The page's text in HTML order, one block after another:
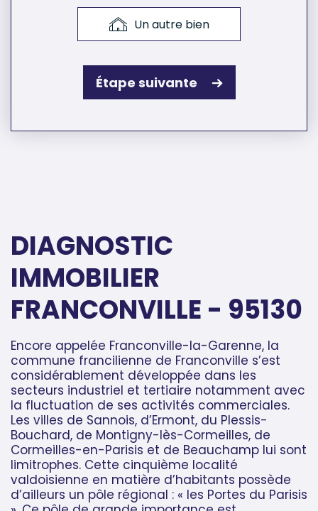
Un autre bien
Étape suivante
DIAGNOSTIC
IMMOBILIER
FRANCONVILLE - 95130
Encore appelée Franconville-la-Garenne, la
commune francilienne de Franconville s’est
considérablement développée dans les
secteurs industriel et tertiaire notamment avec
la fluctuation de ses activités commerciales.
Les villes de Sannois, d’Ermont, du Plessis-
Bouchard, de Montigny-lès-Cormeilles, de
Cormeilles-en-Parisis et de Beauchamp lui sont
limitrophes. Cette cinquième localité
valdoisienne en matière d’habitants possède
d’ailleurs un pôle régional : « les Portes du Parisis